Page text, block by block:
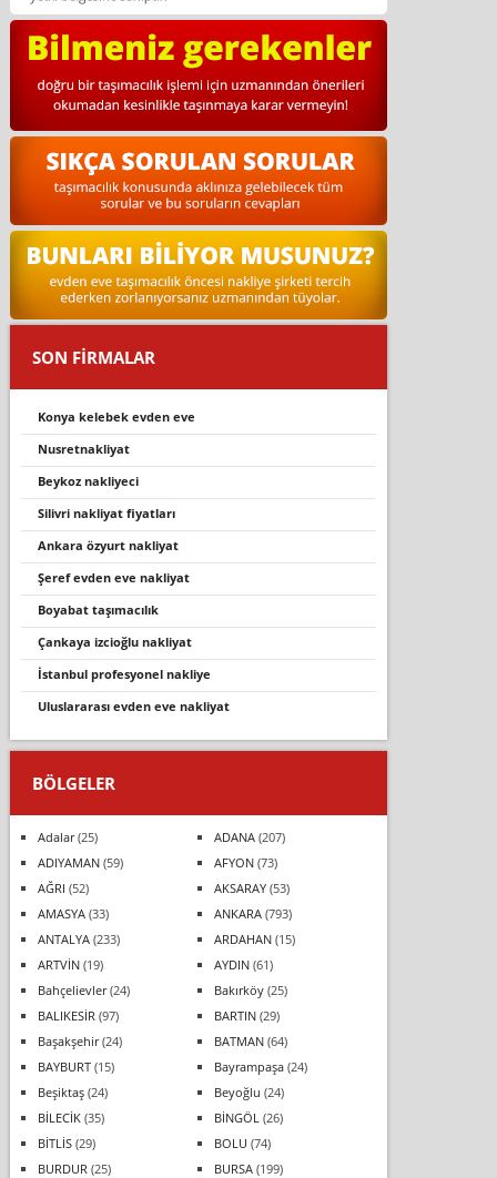
SON FİRMALAR
konya kelebek evden eve
nusretnakliyat
beykoz nakliyeci
silivri nakliyat fiyatları
ankara özyurt nakliyat
şeref evden eve nakliyat
boyabat taşimacilik
çankaya izcioğlu nakliyat
i̇stanbul profesyonel nakliye
uluslararası evden eve nakliyat
BÖLGELER
Adalar(25) ADANA(207)
ADIYAMAN(59) AFYON(73)
AĞRI (52) AKSARAY(53)
AMASYA(33) ANKARA(793)
ANTALYA(233) ARDAHAN(15)
ARTVİN(19) AYDIN(61)
Bahçelievler(24) Bakırköy(25)
BALIKESİR (97) BARTIN(29)
Başakşehir(24) BATMAN(64)
BAYBURT(15) Bayrampaşa(24)
Beşiktaş(24) Beyoğlu (24)
BİLECİK(35) BİNGÖL (26)
BİTLİS(29) BOLU (74)
BURDUR (25) BURSA(199)